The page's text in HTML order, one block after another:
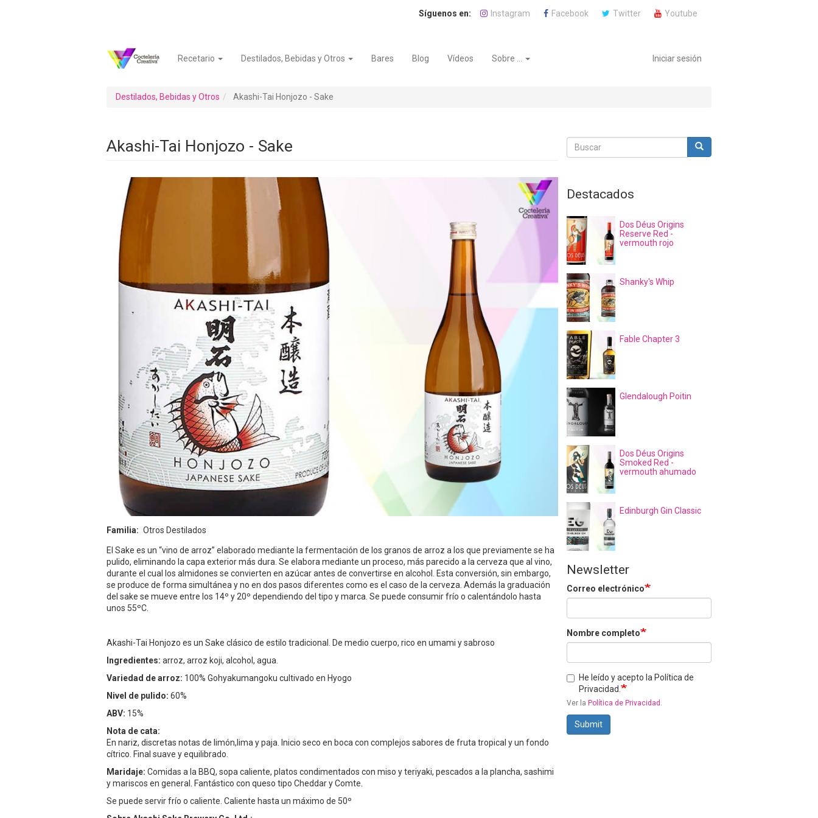
Instagram Facebook Twitter Youtube
NavegaciónRecetario Destilados, Bebidas y Otros Bares Blog Vídeos Sobre ...
Menú
cuenta
de
Iniciar sesión
Destilados, Bebidas y Otros Akashi-Tai Honjozo - Sake
Akashi-Tai Honjozo - Sake
Familia Otros Destilados
El Sake es un “vino de arroz” elaborado mediante la fermentación de los granos de arroz a los que previamente se ha
pulido, eliminando la capa exterior más dura. Se elabora mediante un proceso, más parecido a la cerveza que al vino,
durante el cual los almidones se convierten en azúcar antes de convertirse en alcohol. Esta conversión, sin embargo,
se produce de forma simultánea y no en dos pasos diferentes como es el caso de la cerveza. Además la graduación
del sake se mueve entre los 14º y 20º dependiendo del tipo y marca. Se puede consumir frío o calentándolo hasta
unos 55ºC.
Akashi-Tai Honjozo es un Sake clásico de estilo tradicional. De medio cuerpo, rico en umami y sabroso
Ingredientes: arroz, arroz koji, alcohol, agua.
Variedad de arroz: 100% Gohyakumangoku cultivado en Hyogo
Nivel de pulido: 60%
ABV: 15%
Nota de cata:
En nariz, discretas notas de limón,lima y paja. Inicio seco en boca con complejos sabores de fruta tropical y un fondo
cítrico. Final suave y equilibrado.
Maridaje: Comidas a la BBQ, sopa caliente, platos condimentados con miso y teriyaki, pescados a la plancha, sashimi
y mariscos en general. Fantástico con queso tipo Cheddar y Comte.
Se puede servir frío o caliente. Caliente hasta un máximo de 50º
Buscar
Buscar Buscar
Destacados
Dos Déus Origins
Reserve Red -
vermouth rojo
Shanky's Whip
Fable Chapter 3
Glendalough Poitin
Dos Déus Origins
Smoked Red -
vermouth ahumado
Edinburgh Gin Classic
Newsletter
Correo electrónico
Nombre completo
He leído y acepto la Política de
Privacidad.
Ver la Política de Privacidad .
Submit